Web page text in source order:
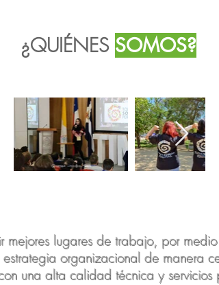
¿QUIÉNES SOMOS?
mejores lugares de trabajo, por
organizacional de manera
una alta calidad técnica y servicios